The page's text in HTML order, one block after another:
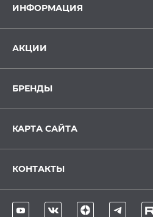
ИНФОРМАЦИЯ
АКЦИИ
БРЕНДЫ
КАРТА САЙТА
КОНТАКТЫ